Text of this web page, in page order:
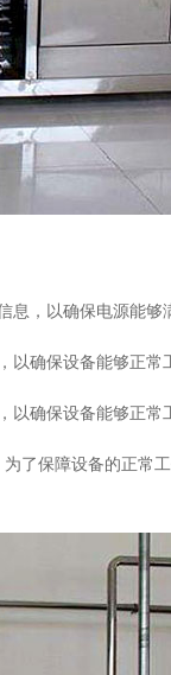
，以确保电源能够
以确保设备能够正常
以确保设备能够正常
了保障设备的正常